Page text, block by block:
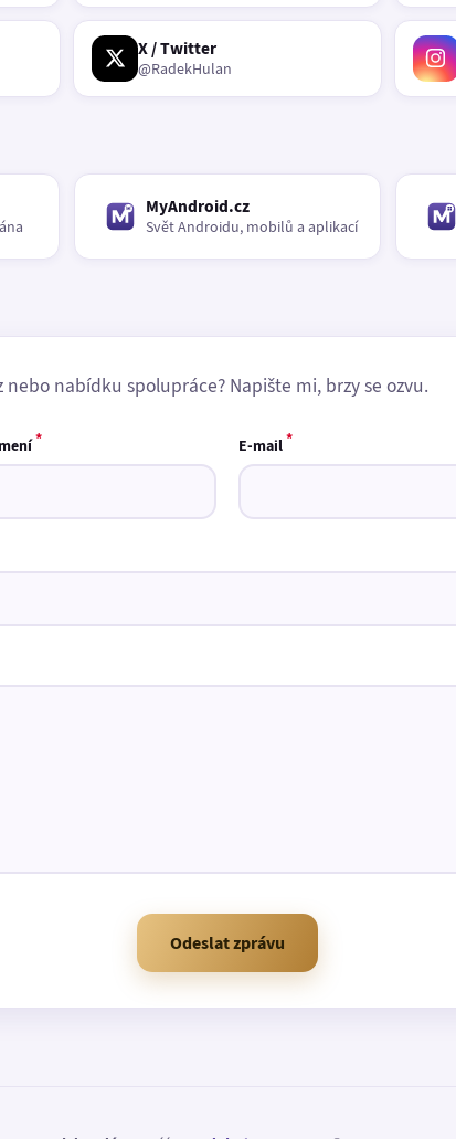
X / Twitter
@RadekHulan
MyAndroid.cz
Svět Androidu, mobilů a aplikací
nebo nabídku spolupráce? Napište mi, brzy se ozvu.
* E-mail*
Odeslat zprávu